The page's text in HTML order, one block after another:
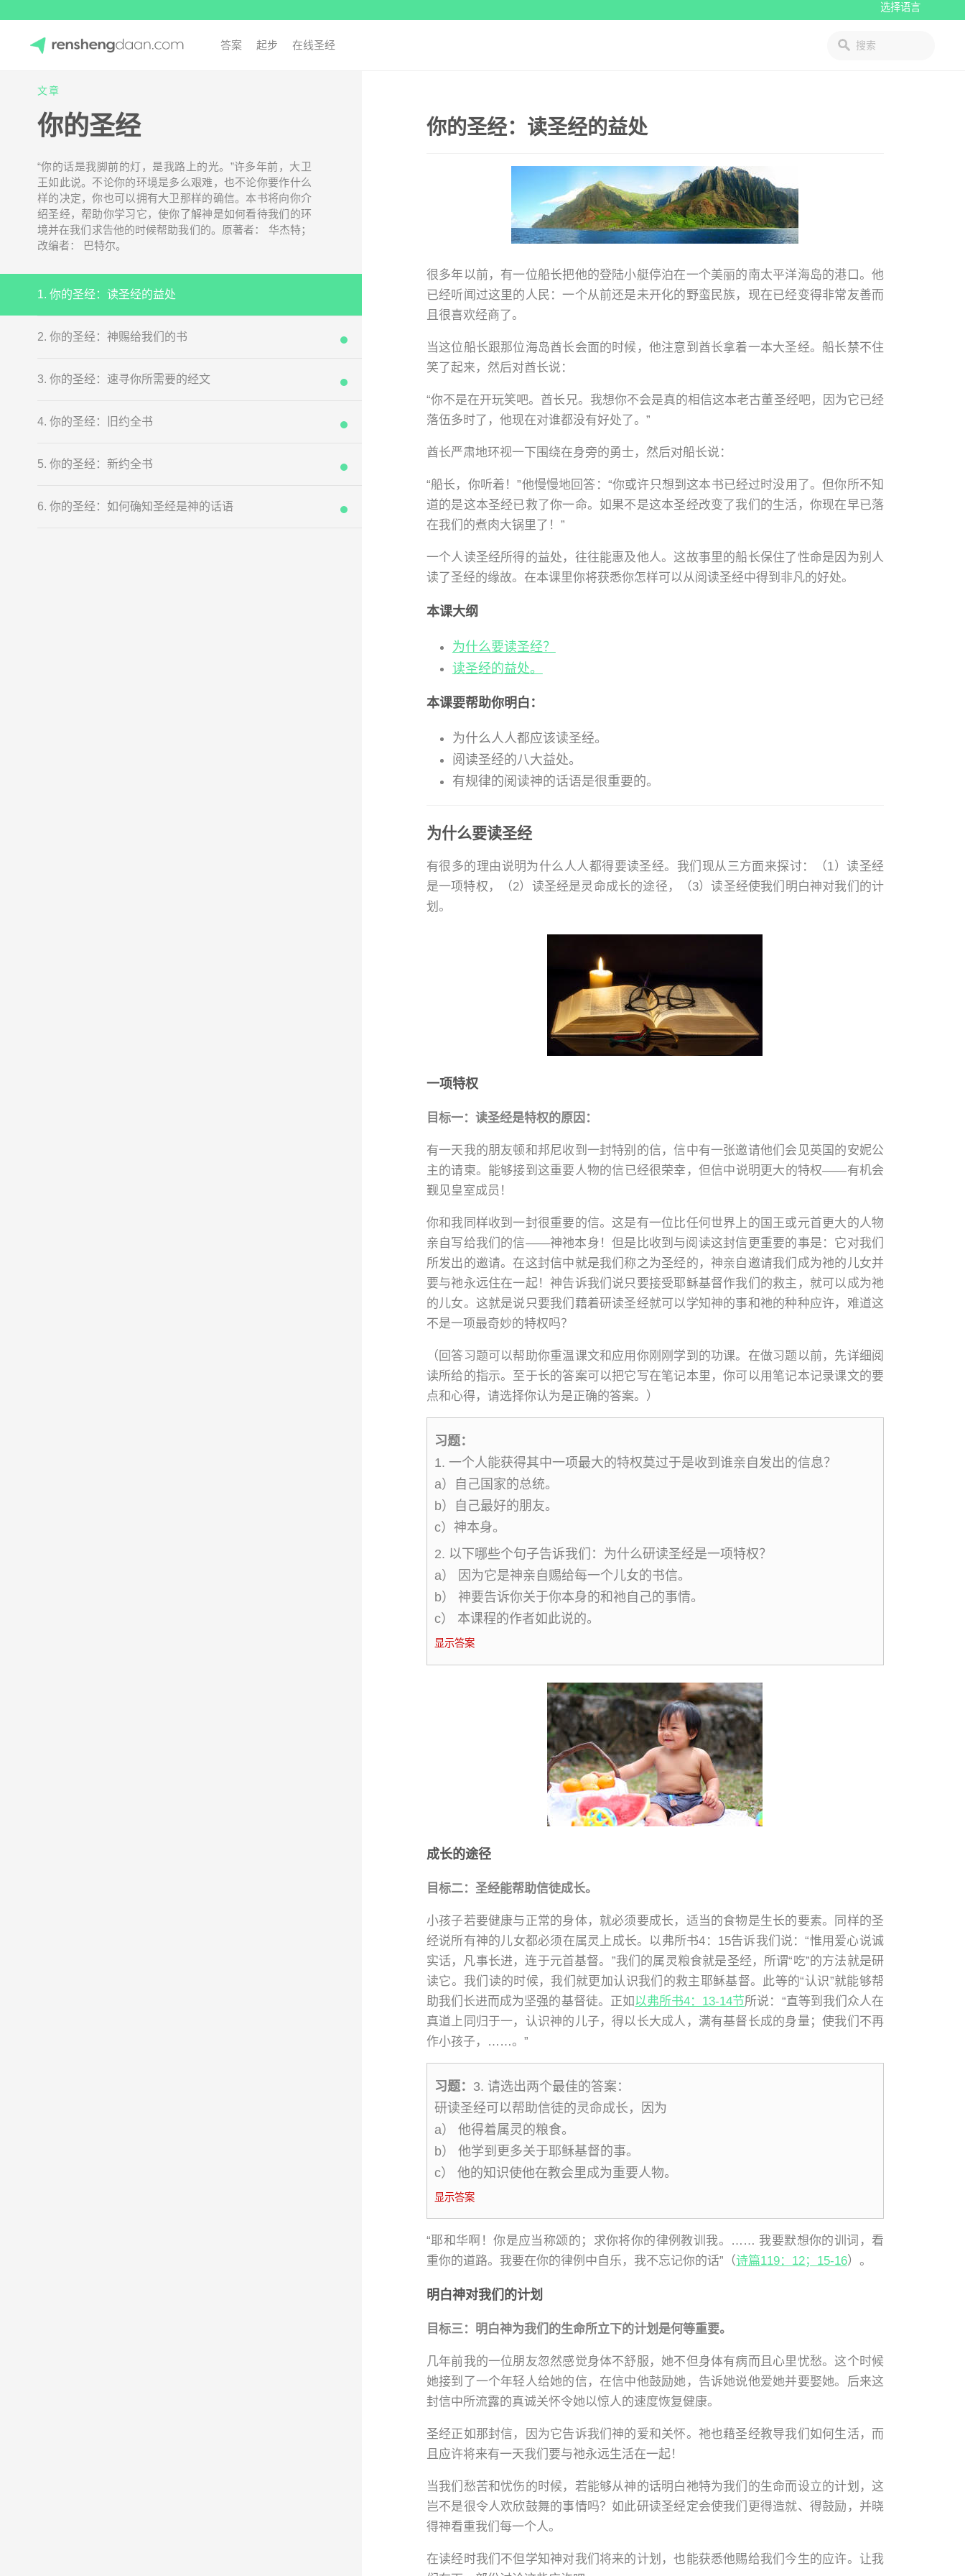
人生答案
答案 起步 在线圣经
文章
你的圣经
“你的话是我脚前的灯，是我路上的光。”许多年前，大卫
王如此说。不论你的环境是多么艰难，也不论你要作什么
样的决定，你也可以拥有大卫那样的确信。本书将向你介
绍圣经，帮助你学习它，使你了解神是如何看待我们的环
境并在我们求告他的时候帮助我们的。原著者： 华杰特；
改编者： 巴特尔。
1. 你的圣经：读圣经的益处
2. 你的圣经：神赐给我们的书
3. 你的圣经：速寻你所需要的经文
4. 你的圣经：旧约全书
5. 你的圣经：新约全书
6. 你的圣经：如何确知圣经是神的话语
你的圣经：读圣经的益处
很多年以前，有一位船长把他的登陆小艇停泊在一个美丽的南太平洋海岛的港口。他
已经听闻过这里的人民：一个从前还是未开化的野蛮民族，现在已经变得非常友善而
且很喜欢经商了。
当这位船长跟那位海岛酋长会面的时候，他注意到酋长拿着一本大圣经。船长禁不住
笑了起来，然后对酋长说：
“你不是在开玩笑吧。酋长兄。我想你不会是真的相信这本老古董圣经吧，因为它已经
落伍多时了，他现在对谁都没有好处了。”
酋长严肃地环视一下围绕在身旁的勇士，然后对船长说：
“船长，你听着！”他慢慢地回答：“你或许只想到这本书已经过时没用了。但你所不知
道的是这本圣经已救了你一命。如果不是这本圣经改变了我们的生活，你现在早已落
在我们的煮肉大锅里了！”
一个人读圣经所得的益处，往往能惠及他人。这故事里的船长保住了性命是因为别人
读了圣经的缘故。在本课里你将获悉你怎样可以从阅读圣经中得到非凡的好处。
本课大纲
为什么要读圣经？
读圣经的益处。
本课要帮助你明白：
为什么人人都应该读圣经。
阅读圣经的八大益处。
有规律的阅读神的话语是很重要的。
为什么要读圣经
有很多的理由说明为什么人人都得要读圣经。我们现从三方面来探讨：（1）读圣经
是一项特权，（2）读圣经是灵命成长的途径，（3）读圣经使我们明白神对我们的计
划。
一项特权
目标一：读圣经是特权的原因：
有一天我的朋友顿和邦尼收到一封特别的信，信中有一张邀请他们会见英国的安妮公
主的请柬。能够接到这重要人物的信已经很荣幸，但信中说明更大的特权——有机会
觐见皇室成员！
你和我同样收到一封很重要的信。这是有一位比任何世界上的国王或元首更大的人物
亲自写给我们的信——神祂本身！但是比收到与阅读这封信更重要的事是：它对我们
所发出的邀请。在这封信中就是我们称之为圣经的，神亲自邀请我们成为祂的儿女并
要与祂永远住在一起！神告诉我们说只要接受耶稣基督作我们的救主，就可以成为祂
的儿女。这就是说只要我们藉着研读圣经就可以学知神的事和祂的种种应许，难道这
不是一项最奇妙的特权吗？
（回答习题可以帮助你重温课文和应用你刚刚学到的功课。在做习题以前，先详细阅
读所给的指示。至于长的答案可以把它写在笔记本里，你可以用笔记本记录课文的要
点和心得，请选择你认为是正确的答案。）
习题：
1. 一个人能获得其中一项最大的特权莫过于是收到谁亲自发出的信息？
a）自己国家的总统。
b）自己最好的朋友。
c）神本身。
2. 以下哪些个句子告诉我们：为什么研读圣经是一项特权？
a） 因为它是神亲自赐给每一个儿女的书信。
b） 神要告诉你关于你本身的和祂自己的事情。
c） 本课程的作者如此说的。
显示答案
成长的途径
目标二：圣经能帮助信徒成长。
小孩子若要健康与正常的身体，就必须要成长，适当的食物是生长的要素。同样的圣
经说所有神的儿女都必须在属灵上成长。以弗所书4：15告诉我们说：“惟用爱心说诚
实话，凡事长进，连于元首基督。”我们的属灵粮食就是圣经，所谓“吃”的方法就是研
读它。我们读的时候，我们就更加认识我们的救主耶稣基督。此等的“认识”就能够帮
助我们长进而成为坚强的基督徒。正如 以弗所书4：13-14节所说：“直等到我们众人在
真道上同归于一，认识神的儿子，得以长大成人，满有基督长成的身量；使我们不再
作小孩子，……。”
习题： 3. 请选出两个最佳的答案：
研读圣经可以帮助信徒的灵命成长，因为
a） 他得着属灵的粮食。
b） 他学到更多关于耶稣基督的事。
c） 他的知识使他在教会里成为重要人物。
显示答案
“耶和华啊！你是应当称颂的；求你将你的律例教训我。…… 我要默想你的训词，看
重你的道路。我要在你的律例中自乐，我不忘记你的话”（诗篇119：12；15-16）。
明白神对我们的计划
目标三：明白神为我们的生命所立下的计划是何等重要。
几年前我的一位朋友忽然感觉身体不舒服，她不但身体有病而且心里忧愁。这个时候
她接到了一个年轻人给她的信，在信中他鼓励她，告诉她说他爱她并要娶她。后来这
封信中所流露的真诚关怀令她以惊人的速度恢复健康。
圣经正如那封信，因为它告诉我们神的爱和关怀。祂也藉圣经教导我们如何生活，而
且应许将来有一天我们要与祂永远生活在一起！
当我们愁苦和忧伤的时候，若能够从神的话明白祂特为我们的生命而设立的计划，这
岂不是很令人欢欣鼓舞的事情吗？如此研读圣经定会使我们更得造就、得鼓励，并晓
得神看重我们每一个人。
在读经时我们不但学知神对我们将来的计划，也能获悉他赐给我们今生的应许。让我